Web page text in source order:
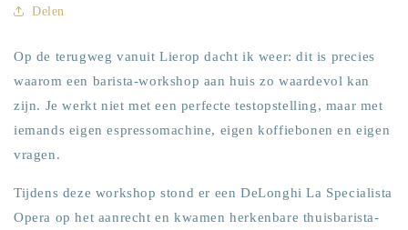
Delen
Op de terugweg vanuit Lierop dacht ik weer: dit is precies
waarom een barista-workshop aan huis zo waardevol kan
zijn. Je werkt niet met een perfecte testopstelling, maar met
iemands eigen espressomachine, eigen koffiebonen en eigen
vragen.
Tijdens deze workshop stond er een DeLonghi La Specialista
Opera op het aanrecht en kwamen herkenbare thuisbarista-